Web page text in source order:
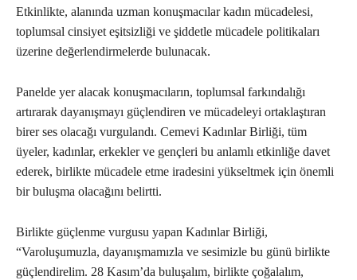
Etkinlikte, alanında uzman konuşmacılar kadın mücadelesi,
toplumsal cinsiyet eşitsizliği ve şiddetle mücadele politikaları
üzerine değerlendirmelerde bulunacak.
Panelde yer alacak konuşmacıların, toplumsal farkındalığı
artırarak dayanışmayı güçlendiren ve mücadeleyi ortaklaştıran
birer ses olacağı vurgulandı. Cemevi Kadınlar Birliği, tüm
üyeler, kadınlar, erkekler ve gençleri bu anlamlı etkinliğe davet
ederek, birlikte mücadele etme iradesini yükseltmek için önemli
bir buluşma olacağını belirtti.
Birlikte güçlenme vurgusu yapan Kadınlar Birliği,
“Varoluşumuzla, dayanışmamızla ve sesimizle bu günü birlikte
güçlendirelim. 28 Kasım’da buluşalım, birlikte çoğalalım,